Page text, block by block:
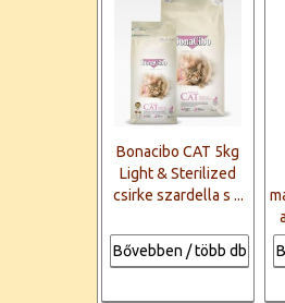
Bonacibo CAT 5kg
Light & Sterilized
csirke szardella s ...
Bővebben / több db